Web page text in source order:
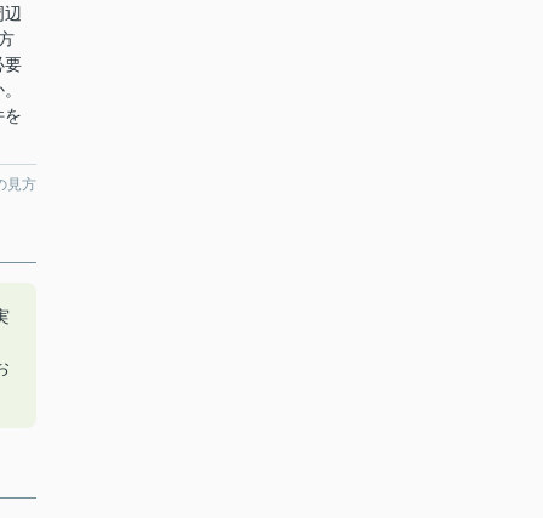
要
を
見方